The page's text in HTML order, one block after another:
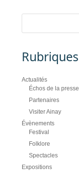
Rubriques
Actualités
Échos de la presse
Partenaires
Visiter Ainay
Évènements
Festival
Folklore
Spectacles
Expositions